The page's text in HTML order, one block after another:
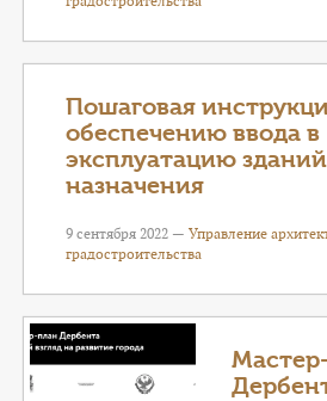
СЛУЖБА ПО КОНТРАКТУ
Пошаговая
обеспечению ввода в
эксплуатацию
назначения
9 сентября 2022 — Управление
градостроительства